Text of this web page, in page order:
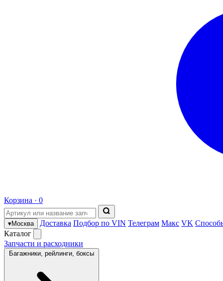
Корзина · 0
▾Москва Доставка Подбор по VIN Телеграм Макс VK
Каталог
Запчасти и расходники
Багажники, рейлинги, боксы